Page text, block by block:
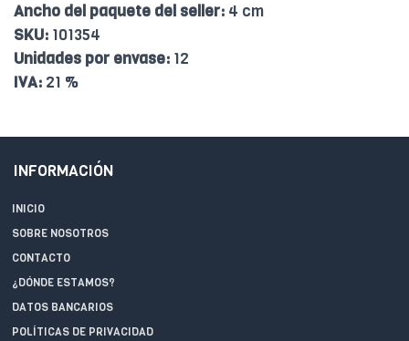
Ancho del paquete del seller: 4 cm
SKU: 101354
Unidades por envase: 12
IVA: 21 %
INFORMACIÓN
INICIO
SOBRE NOSOTROS
CONTACTO
¿DÓNDE ESTAMOS?
DATOS BANCARIOS
POLÍTICAS DE PRIVACIDAD